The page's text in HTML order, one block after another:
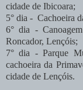
cidade de Ibicoara;
5° dia - Cachoeira
6° dia -
Roncador, Lençóis;
7° dia -Parque
cachoeira da
cidade de Lençóis.